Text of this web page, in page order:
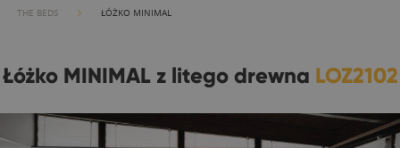
THE BEDS ŁÓŻKO MINIMAL
Łóżko MINIMAL z litego drewna LOZ2102